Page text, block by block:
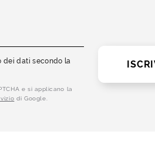
dei dati secondo la
e si applicano la
di Google.